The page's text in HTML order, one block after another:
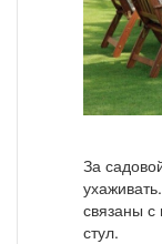
За
связаны с
стул.